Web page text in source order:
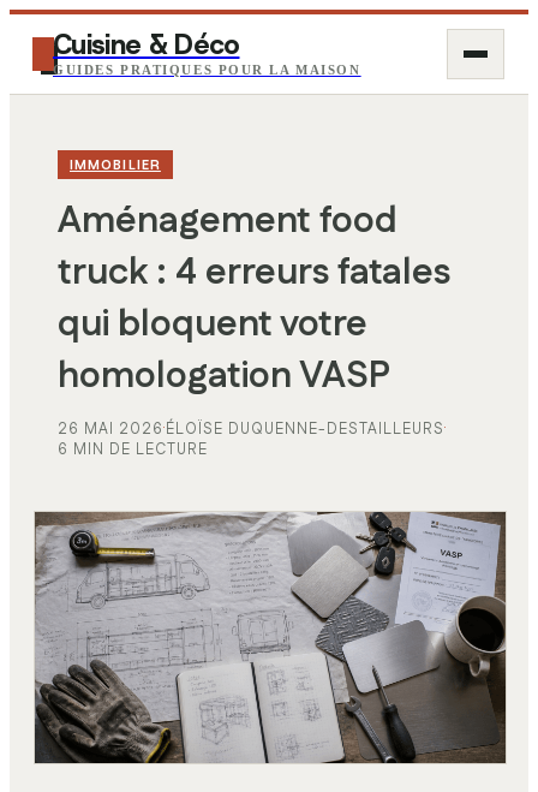
Cuisine & Déco
GUIDES PRATIQUES POUR LA MAISON
IMMOBILIER
Aménagement food
truck : 4 erreurs fatales
qui bloquent votre
homologation VASP
26 MAI 2026·ÉLOÏSE DUQUENNE-DESTAILLEURS·
6 MIN DE LECTURE